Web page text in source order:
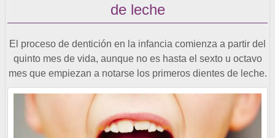
de leche
El proceso de dentición en la infancia comienza a partir del
quinto mes de vida, aunque no es hasta el sexto u octavo
mes que empiezan a notarse los primeros dientes de leche.